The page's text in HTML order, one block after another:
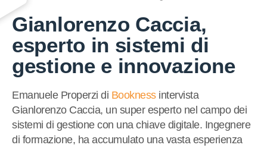
Gianlorenzo Caccia,
esperto in sistemi di
gestione e innovazione
Emanuele Properzi di Booknessintervista
Gianlorenzo Caccia, un super esperto nel campo dei
sistemi di gestione con una chiave digitale. Ingegnere
di formazione, ha accumulato una vasta esperienza